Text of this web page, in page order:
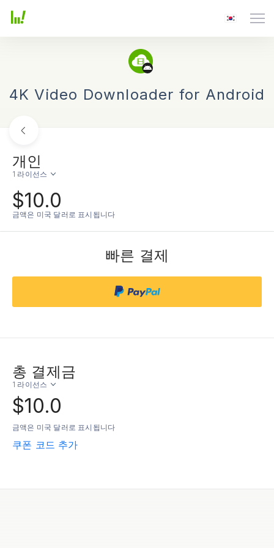
4K Video Downloader for Android
개인
1 라이선스
$10.0
금액은 미국 달러로 표시됩니다
빠른 결제
총 결제금
1 라이선스
$10.0
금액은 미국 달러로 표시됩니다
쿠폰 코드 추가